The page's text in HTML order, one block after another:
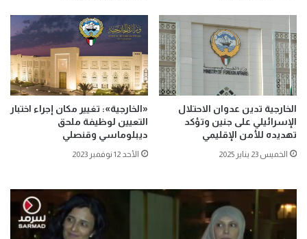
الخارجية تدين عدوان الاحتلال
الإسرائيلي على جنين وتؤكد
تهديده للأمن الإقليمي
الخميس 23 يناير 2025
«الخارجية»: تغيير مكان إجراء اختبار
التعيين لوظيفة ملحق
ديبلوماسي وقنصلي
الأحد 12 نوفمبر 2023